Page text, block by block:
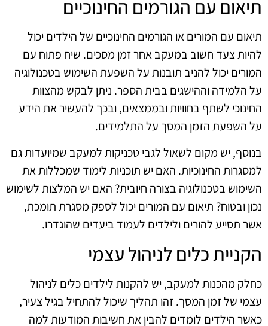
תיאום עם הגורמים החינוכיים
תיאום עם המורים או הגורמים החינוכיים של הילדים יכול
להיות צעד חשוב במעקב אחר זמן מסכים. שיח פתוח עם
המורים יכול להניב תובנות על השפעת השימוש בטכנולוגיה
על הלמידה וההישגים בבית הספר. ניתן לבקש מהצוות
החינוכי לשתף בחוויות ובממצאים, ובכך להעשיר את הידע
על השפעת הזמן המסך על התלמידים.
בנוסף, יש מקום לשאול לגבי טכניקות למעקב שמיועדות גם
למסגרות החינוכיות. האם יש תוכניות לימוד שמכללות את
השימוש בטכנולוגיה בצורה חיובית? האם יש המלצות לשימוש
נכון ובטוח? תיאום עם המורים יכול לספק מסגרת תומכת,
אשר תסייע להורים ולילדים לעמוד ביעדים שהוגדרו.
הקניית כלים לניהול עצמי
כחלק מהכנות למעקב, יש להקנות לילדים כלים לניהול
עצמי של זמן המסך. זהו תהליך שיכול להתחיל בגיל צעיר,
כאשר הילדים לומדים להבין את חשיבות המודעות למה